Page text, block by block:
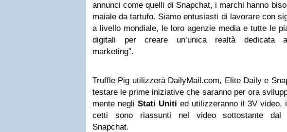
annunci come quelli di Sna­p­chat, i mar­chi hanno
maiale da tar­tufo. Siamo entu­sia­sti di lavo­rare con
a livello mon­diale, le loro agen­zie media e tutte le
digi­tali per creare un’unica realtà dedi­cata
marketing”.
Truf­fle Pig uti­liz­zerà DailyMail.com, Elite Daily e
testare le prime ini­zia­tive che saranno per ora
mente negli Stati Uniti ed uti­liz­ze­ranno il 3V
cetti sono rias­sunti nel video sot­to­stante dal
Snapchat.